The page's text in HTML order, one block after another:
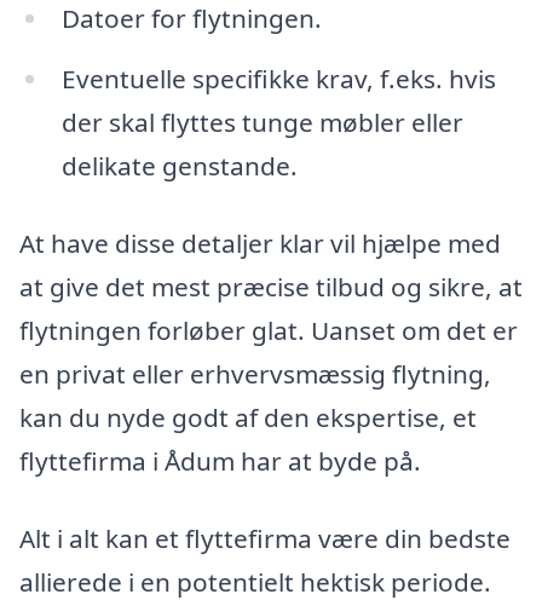
Datoer for flytningen.
Eventuelle specifikke krav, f.eks. hvis
der skal flyttes tunge møbler eller
delikate genstande.
At have disse detaljer klar vil hjælpe med
at give det mest præcise tilbud og sikre, at
flytningen forløber glat. Uanset om det er
en privat eller erhvervsmæssig flytning,
kan du nyde godt af den ekspertise, et
flyttefirma i Ådum har at byde på.
Alt i alt kan et flyttefirma være din bedste
allierede i en potentielt hektisk periode.